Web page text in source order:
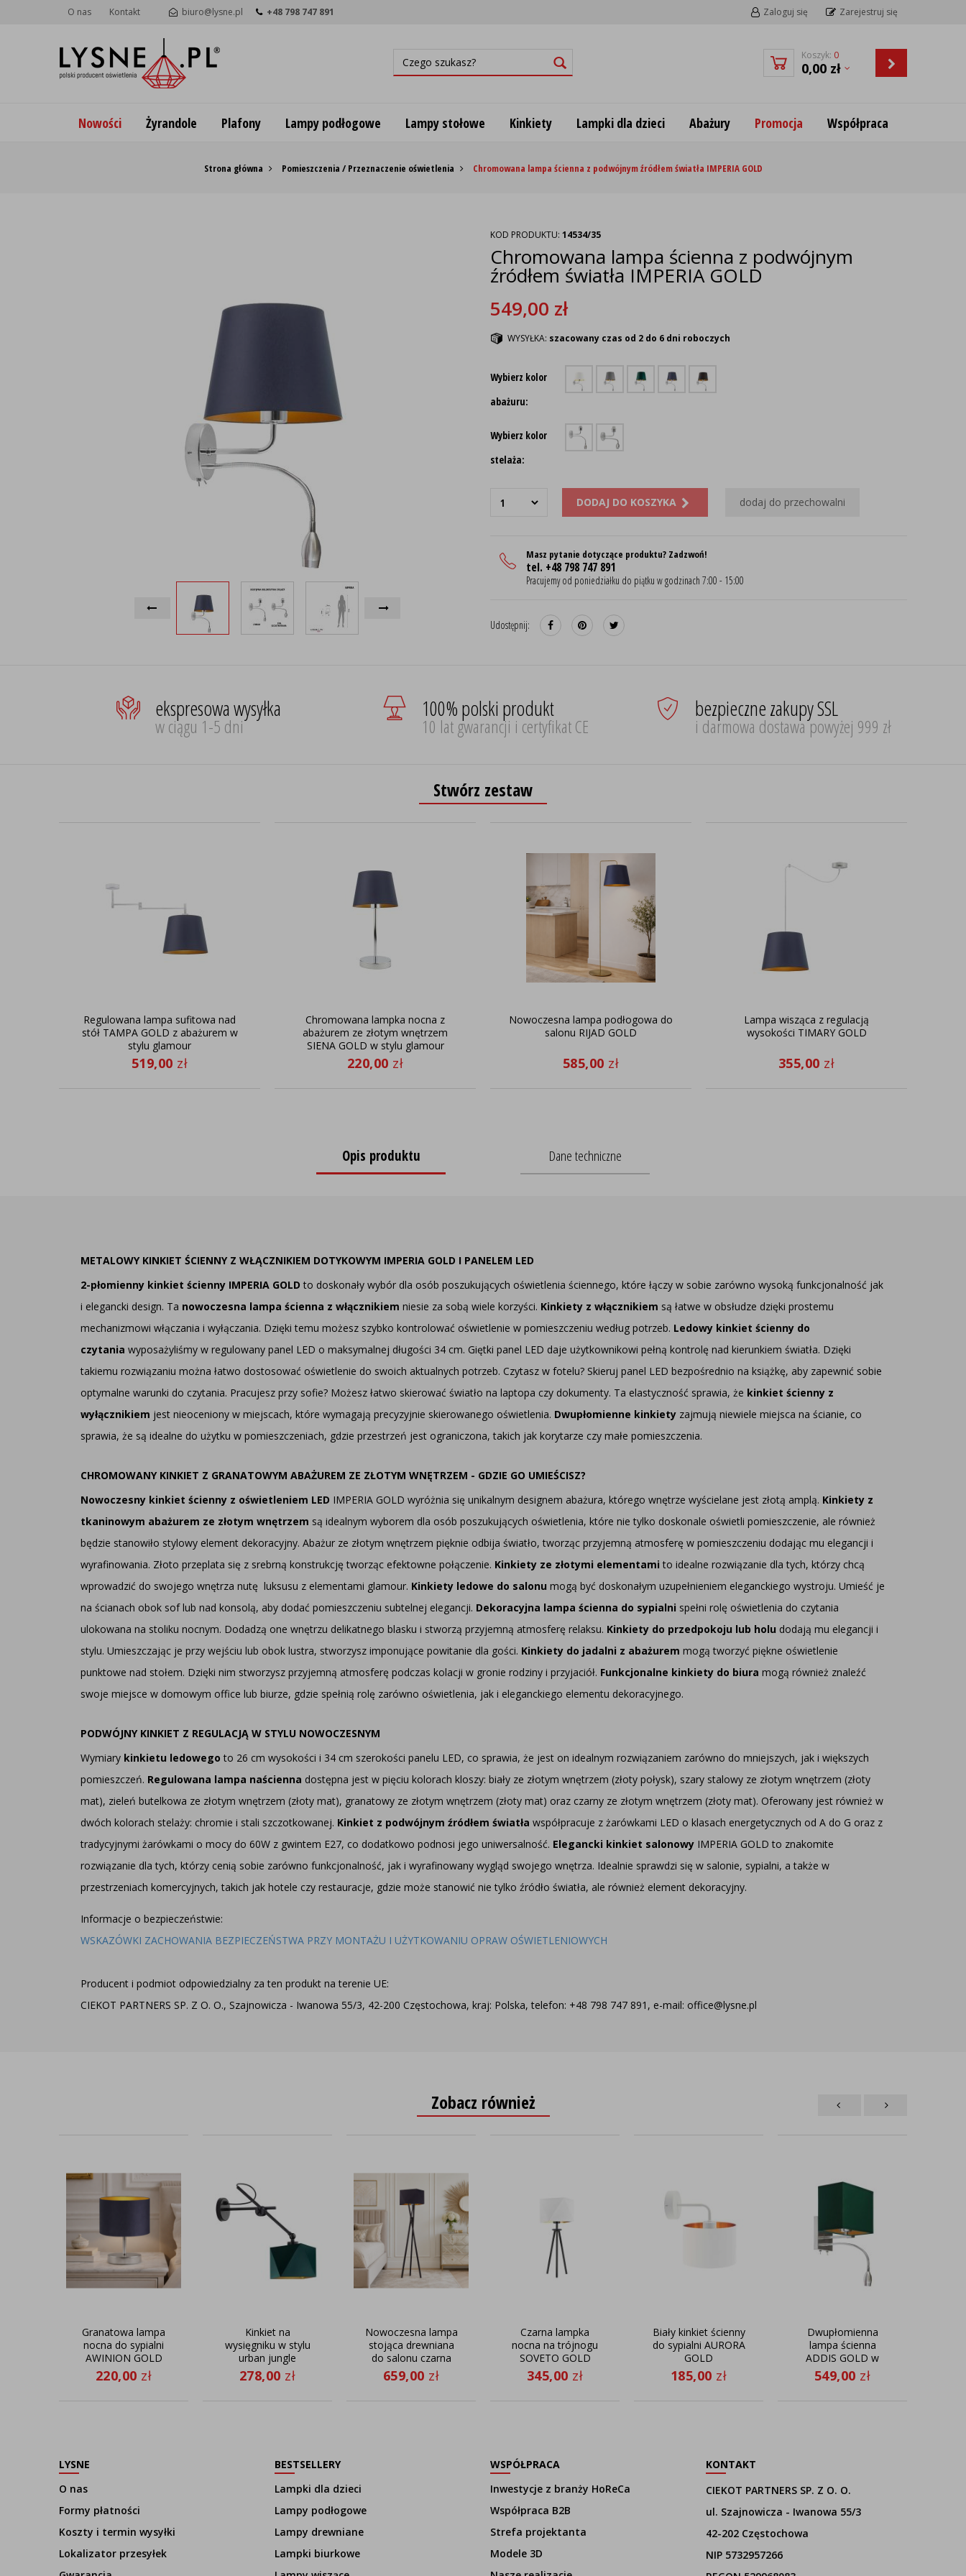
O nas Kontakt biuro@lysne.pl +48 798 747 891 Zaloguj się Zarejestruj się
Koszyk: 0
0,00 zł
Nowości Żyrandole Plafony Lampy podłogowe Lampy stołowe Kinkiety Lampki dla dzieci Abażury Promocja Współpraca
Strona główna Pomieszczenia / Przeznaczenie oświetlenia Chromowana lampa ścienna z podwójnym źródłem światła IMPERIA GOLD
KOD PRODUKTU: 14534/35
Chromowana lampa ścienna z podwójnym
źródłem światła IMPERIA GOLD
549,00 zł
WYSYŁKA: szacowany czas od 2 do 6 dni roboczych
Wybierz kolor
abażuru:
Wybierz kolor
stelaża:
DODAJ DO KOSZYKA dodaj do przechowalni
Masz pytanie dotyczące produktu? Zadzwoń!
tel. +48 798 747 891
Pracujemy od poniedziałku do piątku w godzinach 7:00 - 15:00
Udostępnij:
ekspresowa wysyłka
w ciągu 1-5 dni
100% polski produkt
10 lat gwarancji i certyfikat CE
bezpieczne zakupy SSL
i darmowa dostawa powyżej 999 zł
Stwórz zestaw
Regulowana lampa sufitowa nad
stół TAMPA GOLD z abażurem w
stylu glamour
519,00 zł
Chromowana lampka nocna z
abażurem ze złotym wnętrzem
SIENA GOLD w stylu glamour
220,00 zł
Nowoczesna lampa podłogowa do
salonu RIJAD GOLD
585,00 zł
Lampa wisząca z regulacją
wysokości TIMARY GOLD
355,00 zł
Opis produktu Dane techniczne
METALOWY KINKIET ŚCIENNY Z WŁĄCZNIKIEM DOTYKOWYM IMPERIA GOLD I PANELEM LED
2-płomienny kinkiet ścienny IMPERIA GOLD to doskonały wybór dla osób poszukujących oświetlenia ściennego, które łączy w sobie zarówno wysoką funkcjonalność jak
i elegancki design. Ta nowoczesna lampa ścien­na z włącznikiem niesie za sobą wiele korzyści. Kinkiety z włącznikiem są łatwe w obsłudze dzięki prostemu
mechanizmowi włączania i wyłączania. Dzięki temu możesz szybko kontrolować oświetlenie w pomieszczeniu według potrzeb. Ledowy kinkiet ścienny do
czytania wyposażyliśmy w regulowany panel LED o maksymalnej długości 34 cm. Giętki panel LED daje użytkownikowi pełną kontrolę nad kierunkiem światła. Dzięki
takiemu rozwiązaniu można łatwo dostosować oświetlenie do swoich aktualnych potrzeb. Czytasz w fotelu? Skieruj panel LED bezpośrednio na książkę, aby zapewnić sobie
optymalne warunki do czytania. Pracujesz przy sofie? Możesz łatwo skierować światło na laptopa czy dokumenty. Ta elastyczność sprawia, że kinkiet ścienny z
wyłącznikiem jest nieoceniony w miejscach, które wymagają precyzyjnie skierowanego oświetlenia. Dwupłomienne kinkiety zajmują niewiele miejsca na ścianie, co
sprawia, że są idealne do użytku w pomieszczeniach, gdzie przestrzeń jest ograniczona, takich jak korytarze czy małe pomieszczenia.
CHROMOWANY KINKIET Z GRANATOWYM ABAŻUREM ZE ZŁOTYM WNĘTRZEM - GDZIE GO UMIEŚCISZ?
Nowoczesny kinkiet ścienny z oświetleniem LED IMPERIA GOLD wyróżnia się unikalnym designem abażura, którego wnętrze wyścielane jest złotą amplą. Kinkiety z
tkaninowym abażurem ze złotym wnętrzem są idealnym wyborem dla osób poszukujących oświetlenia, które nie tylko doskonale oświetli pomieszczenie, ale również
będzie stanowiło stylowy element dekoracyjny. Abażur ze złotym wnętrzem pięknie odbija światło, tworząc przyjemną atmosferę w pomieszczeniu dodając mu elegancji i
wyrafinowania. Złoto przeplata się z srebrną konstrukcję tworząc efektowne połączenie. Kinkiety ze złotymi elementami to idealne rozwiązanie dla tych, którzy chcą
wprowadzić do swojego wnętrza nutę luksusu z elementami glamour. Kinkiety ledowe do salonu mogą być doskonałym uzupełnieniem eleganckiego wystroju. Umieść je
na ścianach obok sof lub nad konsolą, aby dodać pomieszczeniu subtelnej elegancji. Dekoracyjna lampa ścienna do sypialni spełni rolę oświetlenia do czytania
ulokowana na stoliku nocnym. Dodadzą one wnętrzu delikatnego blasku i stworzą przyjemną atmosferę relaksu. Kinkiety do przedpokoju lub holu dodają mu elegancji i
stylu. Umieszczając je przy wejściu lub obok lustra, stworzysz imponujące powitanie dla gości. Kinkiety do jadalni z abażurem mogą tworzyć piękne oświetlenie
punktowe nad stołem. Dzięki nim stworzysz przyjemną atmosferę podczas kolacji w gronie rodziny i przyjaciół. Funkcjonalne kinkiety do biura mogą również znaleźć
swoje miejsce w domowym office lub biurze, gdzie spełnią rolę zarówno oświetlenia, jak i eleganckiego elementu dekoracyjnego.
PODWÓJNY KINKIET Z REGULACJĄ W STYLU NOWOCZESNYM
Wymiary kinkietu ledowegoto 26 cm wysokości i 34 cm szerokości panelu LED, co sprawia, że jest on idealnym rozwiązaniem zarówno do mniejszych, jak i większych
pomieszczeń. Regulowana lampa naścienna dostępna jest w pięciu kolorach kloszy: biały ze złotym wnętrzem (złoty połysk), szary stalowy ze złotym wnętrzem (złoty
mat), zieleń butelkowa ze złotym wnętrzem (złoty mat), granatowy ze złotym wnętrzem (złoty mat) oraz czarny ze złotym wnętrzem (złoty mat). Oferowany jest również w
dwóch kolorach stelaży: chromie i stali szczotkowanej. Kinkiet z podwójnym źródłem światła współpracuje z żarówkami LED o klasach energetycznych od A do G oraz z
tradycyjnymi żarówkami o mocy do 60W z gwintem E27, co dodatkowo podnosi jego uniwersalność. Elegancki kinkiet salonowy IMPERIA GOLD to znakomite
rozwiązanie dla tych, którzy cenią sobie zarówno funkcjonalność, jak i wyrafinowany wygląd swojego wnętrza. Idealnie sprawdzi się w salonie, sypialni, a także w
przestrzeniach komercyjnych, takich jak hotele czy restauracje, gdzie może stanowić nie tylko źródło światła, ale również element dekoracyjny.
Informacje o bezpieczeństwie:
WSKAZÓWKI ZACHOWANIA BEZPIECZEŃSTWA PRZY MONTAŻU I UŻYTKOWANIU OPRAW OŚWIETLENIOWYCH
Producent i podmiot odpowiedzialny za ten produkt na terenie UE:
CIEKOT PARTNERS SP. Z O. O., Szajnowicza - Iwanowa 55/3, 42-200 Częstochowa, kraj: Polska, telefon: +48 798 747 891, e-mail: office@lysne.pl
Zobacz również
Granatowa lampa
nocna do sypialni
AWINION GOLD
lampka stołowa styl
nowoczesny
220,00 zł
Kinkiet na
wysięgniku w stylu
urban jungle
TIRANA GOLD
278,00 zł
Nowoczesna lampa
stojąca drewniana
do salonu czarna
TULUZA GOLD
659,00 zł
Czarna lampka
nocna na trójnogu
SOVETO GOLD
345,00 zł
Biały kinkiet ścienny
do sypialni AURORA
GOLD
185,00 zł
Dwupłomienna
lampa ścienna
ADDIS GOLD w
nowoczesnym styly
549,00 zł
LYSNE
O nas
Formy płatności
Koszty i termin wysyłki
Lokalizator przesyłek
BESTSELLERY
Lampki dla dzieci
Lampy podłogowe
Lampy drewniane
Lampki biurkowe
WSPÓŁPRACA
Inwestycje z branży HoReCa
Współpraca B2B
Strefa projektanta
Modele 3D
KONTAKT
CIEKOT PARTNERS SP. Z O. O.
ul. Szajnowicza - Iwanowa 55/3
42-202 Częstochowa
NIP 5732957266